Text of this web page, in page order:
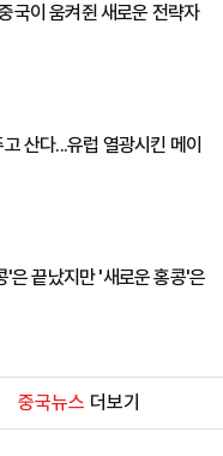
국이 움켜쥔 새로운 전략자
산다...유럽 열광시킨 메이
'은 끝났지만 '새로운 홍콩'은
중국뉴스 더보기